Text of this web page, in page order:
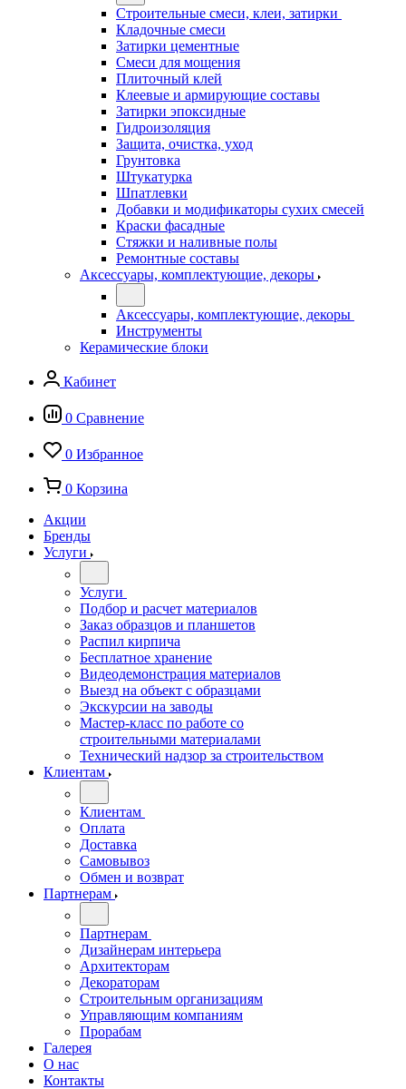
Строительные смеси, клеи, затирки
Кладочные смеси
Затирки цементные
Смеси для мощения
Плиточный клей
Клеевые и армирующие составы
Затирки эпоксидные
Гидроизоляция
Защита, очистка, уход
Грунтовка
Штукатурка
Шпатлевки
Добавки и модификаторы сухих смесей
Краски фасадные
Стяжки и наливные полы
Ремонтные составы
Аксессуары, комплектующие, декоры
Аксессуары, комплектующие, декоры
Инструменты
Керамические блоки
Кабинет
0 Сравнение
0 Избранное
0 Корзина
Акции
Бренды
Услуги
Услуги
Подбор и расчет материалов
Заказ образцов и планшетов
Распил кирпича
Бесплатное хранение
Видеодемонстрация материалов
Выезд на объект с образцами
Экскурсии на заводы
Мастер-класс по работе со
строительными материалами
Технический надзор за строительством
Клиентам
Клиентам
Оплата
Доставка
Самовывоз
Обмен и возврат
Партнерам
Партнерам
Дизайнерам интерьера
Архитекторам
Декораторам
Строительным организациям
Управляющим компаниям
Прорабам
Галерея
О нас
Контакты